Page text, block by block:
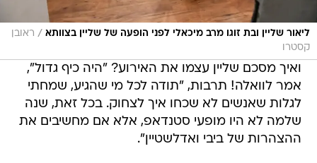
ליאור שליין ובת זוגו מרב מיכאלי לפני הופעה של שליין בצוותא / ראובן
קסטרו
ואיך מסכם שליין עצמו את האירוע? "היה כיף גדול",
אמר לוואלה! תרבות, "תודה לכל מי שהגיע, שמחתי
לגלות שאנשים לא שכחו איך לצחוק. בכל זאת, שנה
שלמה לא היו מופעי סטנדאפ, אלא אם מחשיבים את
ההצהרות של ביבי ואדלשטיין".